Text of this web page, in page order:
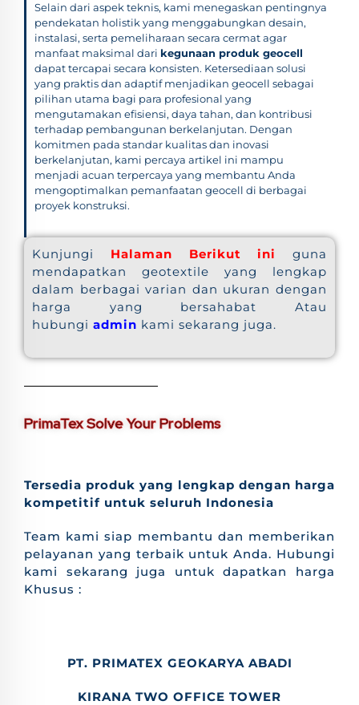
Selain dari aspek teknis, kami menegaskan pentingnya
pendekatan holistik yang menggabungkan desain,
instalasi, serta pemeliharaan secara cermat agar
manfaat maksimal dari kegunaan produk geocell
dapat tercapai secara konsisten. Ketersediaan solusi
yang praktis dan adaptif menjadikan geocell sebagai
pilihan utama bagi para profesional yang
mengutamakan efisiensi, daya tahan, dan kontribusi
terhadap pembangunan berkelanjutan. Dengan
komitmen pada standar kualitas dan inovasi
berkelanjutan, kami percaya artikel ini mampu
menjadi acuan terpercaya yang membantu Anda
mengoptimalkan pemanfaatan geocell di berbagai
proyek konstruksi.
Kunjungi Halaman Berikut ini
guna
mendapatkan geotextile yang lengkap
dalam berbagai varian dan ukuran dengan
harga yang bersahabat Atau
hubungi admin kami sekarang juga.
PrimaTex Solve Your Problems
Tersedia produk yang lengkap dengan harga
kompetitif untuk seluruh Indonesia
Team kami siap membantu dan memberikan
pelayanan yang terbaik untuk Anda. Hubungi
kami sekarang juga untuk dapatkan harga
Khusus :
PT. PRIMATEX GEOKARYA ABADI
KIRANA TWO OFFICE TOWER